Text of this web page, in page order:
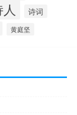
诗词
黄庭坚